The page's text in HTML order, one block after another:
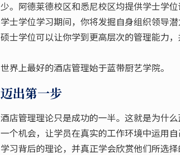
少。阿德莱德校区和悉尼校区均提供学士学
学士学位学习期间，你将发掘自身组织领导
硕士学位可以让你学到更高层次的管理能力，
世界上最好的酒店管理始于蓝带厨艺学院。
迈出第一步
酒店管理理论只是成功的一半。这就是为什
一个机会，让学员在真实的工作环境中运用
学习背后的理论，并真正学会欣赏他们所选择